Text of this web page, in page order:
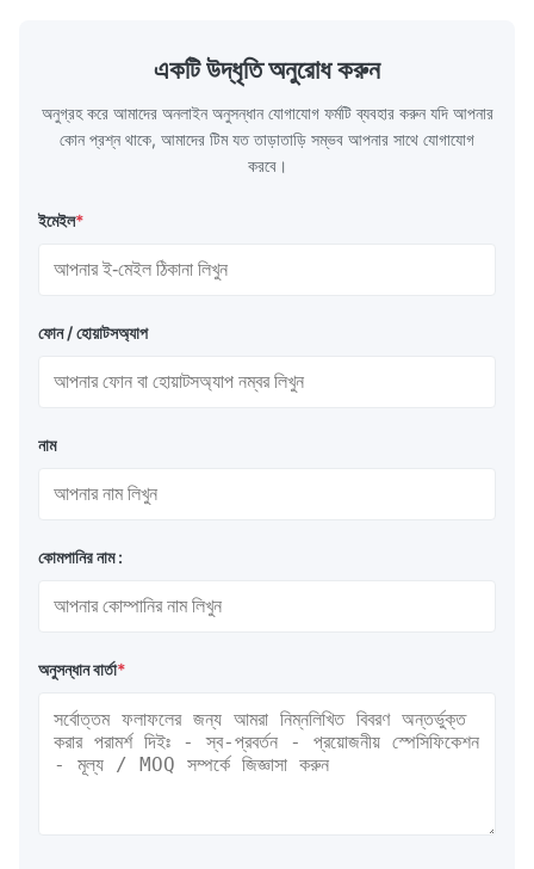
distribution in production processes. Flow
Plate Features Complex, Burr
একটি উদ্ধৃতি অনুরোধ করুন
অনুগ্রহ করে আমাদের অনলাইন অনুসন্ধান যোগাযোগ ফর্মটি ব্যবহার করুন যদি আপনার
কোন প্রশ্ন থাকে, আমাদের টিম যত তাড়াতাড়ি সম্ভব আপনার সাথে যোগাযোগ
করবে।
ইমেইল*
ফোন / হোয়াটসঅ্যাপ
নাম
কোমপানির নাম :
অনুসন্ধান বার্তা*